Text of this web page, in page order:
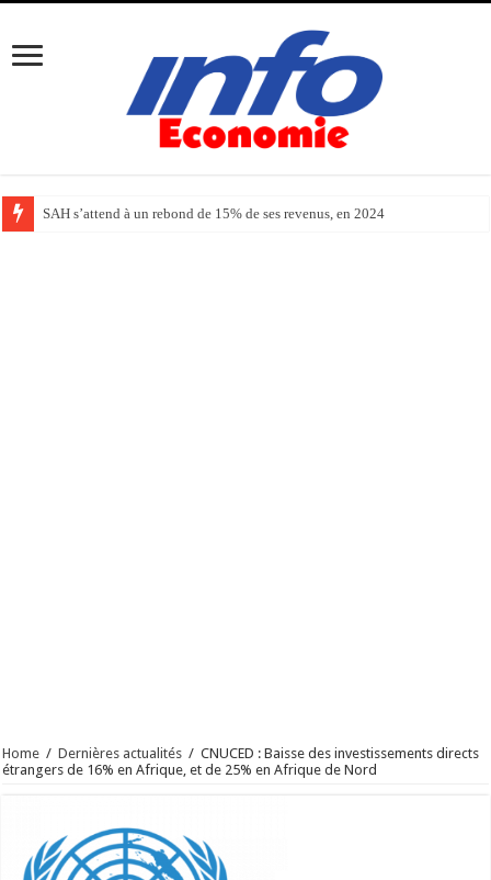
SAH s’attend à un rebond de 15% de ses revenus, en 2024
Home / Dernières actualités / CNUCED : Baisse des investissements directs
étrangers de 16% en Afrique, et de 25% en Afrique de Nord